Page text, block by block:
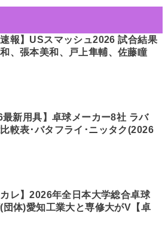
報】USスマッシュ2026 試合結果
、張本美和、戸上隼輔、佐藤瞳
最新用具】卓球メーカー8社 ラバ
較表･バタフライ･ニッタク(2026
レ】2026年全日本大学総合卓球
団体)愛知工業大と専修大がV【卓